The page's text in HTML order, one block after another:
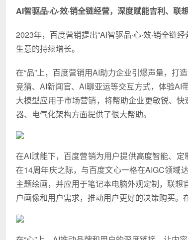
AI智驱品·心·效·销全链经营，深度赋能吉利、联
2023年，百度营销提出“AI智驱品·心·效·销全链
生意的持续增长。
在“品”上，百度营销用AI助力企业引爆声量，打
竞猜、AI新闻官、AI聊亚运等交互方式，体验AI
大模型应用于市场营销，将帮助企业更敏锐、
器、电气化架构方面提供了很大帮助。
在AI赋能下，百度营销为用户提供高度智能、
在14周年庆之际，与百度文心一格在AIGC领域
主题绘画，并应用于笔记本电脑外观定制，联
户画像和用户需求，推动用户更好的决策购买。